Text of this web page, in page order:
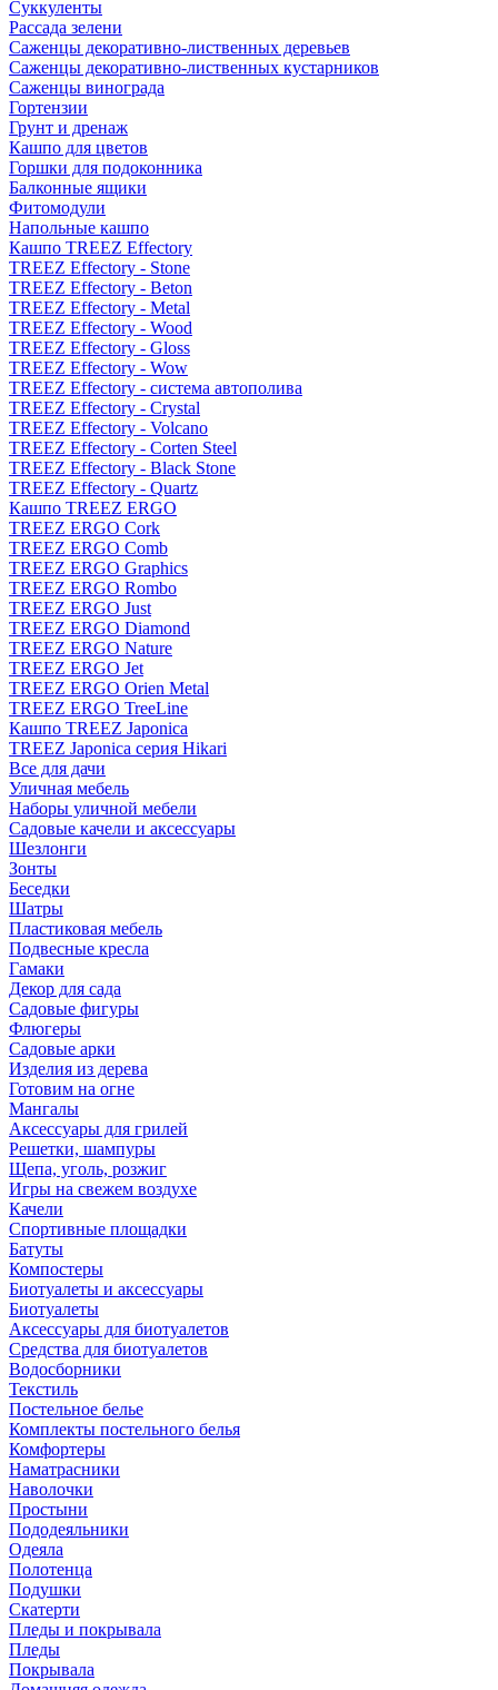
Суккуленты
Рассада зелени
Саженцы декоративно-лиственных деревьев
Саженцы декоративно-лиственных кустарников
Саженцы винограда
Гортензии
Грунт и дренаж
Кашпо для цветов
Горшки для подоконника
Балконные ящики
Фитомодули
Напольные кашпо
Кашпо TREEZ Effectory
TREEZ Effectory - Stone
TREEZ Effectory - Beton
TREEZ Effectory - Metal
TREEZ Effectory - Wood
TREEZ Effectory - Gloss
TREEZ Effectory - Wow
TREEZ Effectory - система автополива
TREEZ Effectory - Crystal
TREEZ Effectory - Volcano
TREEZ Effectory - Corten Steel
TREEZ Effectory - Black Stone
TREEZ Effectory - Quartz
Кашпо TREEZ ERGO
TREEZ ERGO Cork
TREEZ ERGO Comb
TREEZ ERGO Graphics
TREEZ ERGO Rombo
TREEZ ERGO Just
TREEZ ERGO Diamond
TREEZ ERGO Nature
TREEZ ERGO Jet
TREEZ ERGO Orien Metal
TREEZ ERGO TreeLine
Кашпо TREEZ Japonica
TREEZ Japonica серия Hikari
Все для дачи
Уличная мебель
Наборы уличной мебели
Садовые качели и аксессуары
Шезлонги
Зонты
Беседки
Шатры
Пластиковая мебель
Подвесные кресла
Гамаки
Декор для сада
Садовые фигуры
Флюгеры
Садовые арки
Изделия из дерева
Готовим на огне
Мангалы
Аксессуары для грилей
Решетки, шампуры
Щепа, уголь, розжиг
Игры на свежем воздухе
Качели
Спортивные площадки
Батуты
Компостеры
Биотуалеты и аксессуары
Биотуалеты
Аксессуары для биотуалетов
Средства для биотуалетов
Водосборники
Текстиль
Постельное белье
Комплекты постельного белья
Комфортеры
Наматрасники
Наволочки
Простыни
Пододеяльники
Одеяла
Полотенца
Подушки
Скатерти
Пледы и покрывала
Пледы
Покрывала